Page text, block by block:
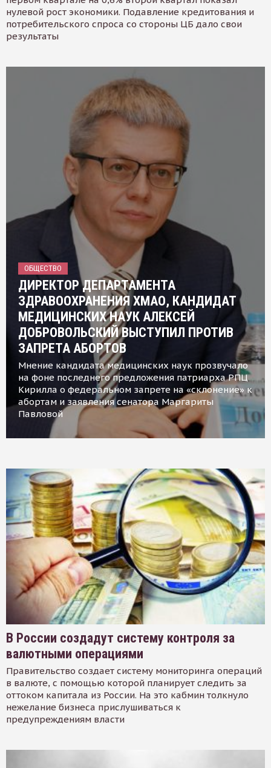
нулевой рост экономики. Подавление кредитования и
потребительского спроса со стороны ЦБ дало свои
результаты
ОБЩЕСТВО
ДИРЕКТОР ДЕПАРТАМЕНТА
ЗДРАВООХРАНЕНИЯ ХМАО, КАНДИДАТ
МЕДИЦИНСКИХ НАУК АЛЕКСЕЙ
ДОБРОВОЛЬСКИЙ ВЫСТУПИЛ ПРОТИВ
ЗАПРЕТА АБОРТОВ
Мнение кандидата медицинских наук прозвучало
на фоне последнего предложения патриарха РПЦ
Кирилла о федеральном запрете на «склонение» к
абортам и заявления сенатора Маргариты
Павловой
В России создадут систему контроля за
валютными операциями
Правительство создает систему мониторинга операций
в валюте, с помощью которой планирует следить за
оттоком капитала из России. На это кабмин толкнуло
нежелание бизнеса прислушиваться к
предупреждениям власти